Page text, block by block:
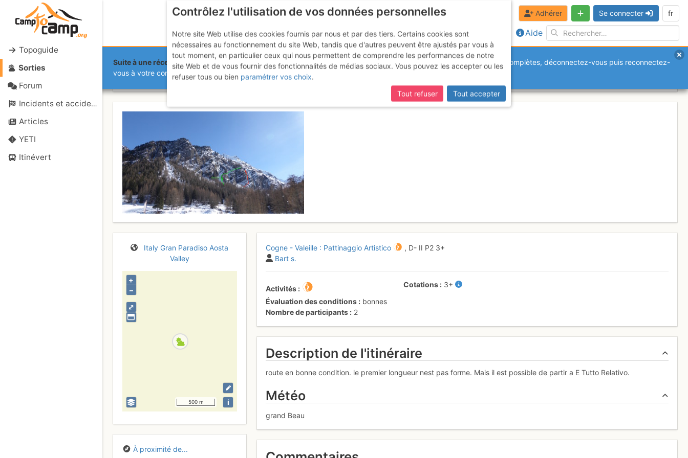
Topoguide
Sorties
Forum
Incidents et accidents
Articles
YETI
Itinévert
Aide
Adhérer Se connecter fr
Suite à une récente et importante mise à jour du site,si certaines pages ne sont plus accessibles, manquantes ou incomplètes, déconnectez-vous puis reconnectez-
vous à votre compte sur le site.
Cogne - Valeille : Pattinaggio Artistico
Italy Gran Paradiso Aosta
Valley
⤢
+
–
500 m i
À proximité de...
Cogne - Valeille : Pattinaggio Artistico , D- II P2 3+
Bart s.
Activités
Évaluation des conditions
bonnes
Nombre de participants
2
Cotations 3+
Description de l'itinéraire
route en bonne condition. le premier longueur nest pas forme. Mais il est possible de partir a E Tutto Relativo.
Météo
grand Beau
Contrôlez l'utilisation de vos données personnelles
Notre site Web utilise des cookies fournis par nous et par des tiers. Certains cookies sont
nécessaires au fonctionnement du site Web, tandis que d'autres peuvent être ajustés par vous à
tout moment, en particulier ceux qui nous permettent de comprendre les performances de notre
site Web et de vous fournir des fonctionnalités de médias sociaux. Vous pouvez les accepter ou les
refuser tous ou bien paramétrer vos choix.
Tout refuser
Tout accepter